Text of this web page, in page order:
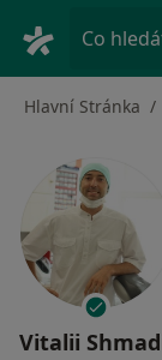
Co
Hlavní Stránka
Vitalii